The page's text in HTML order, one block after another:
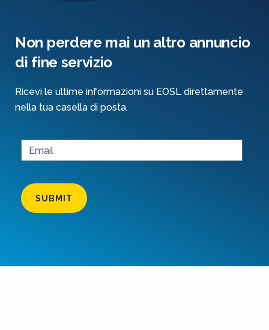
Non perdere mai un altro annuncio
di fine servizio
Ricevi le ultime informazioni su EOSL direttamente
nella tua casella di posta.
SUBMIT